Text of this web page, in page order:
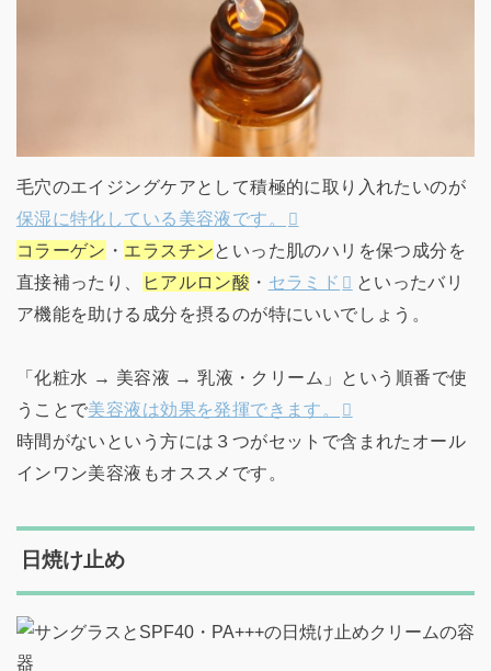
毛穴のエイジングケアとして積極的に取り入れたいのが
保湿に特化している美容液です。
コラーゲン ・ エラスチンといった肌のハリを保つ成分を
直接補ったり、
ヒアルロン酸 ・ セラミド
といったバリ
ア機能を助ける成分を摂るのが特にいいでしょう。
「化粧水 → 美容液 → 乳液・クリーム」という順番で使
うことで美容液は効果を発揮できます。
時間がないという方には３つがセットで含まれたオール
インワン美容液もオススメです。
日焼け止め